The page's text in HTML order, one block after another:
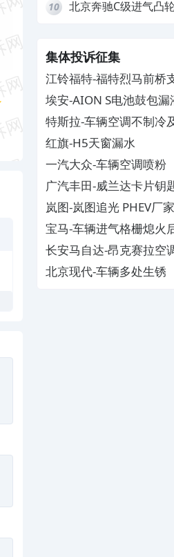
10
北京奔驰C级进气凸
集体投诉征集
江铃福特-福特烈马前桥
埃安-AION S电池鼓包漏
特斯拉-车辆空调不制冷
红旗-H5天窗漏水
一汽大众-车辆空调喷粉
广汽丰田-威兰达卡片钥
磁
岚图-岚图追光 PHEV厂
置与功能
宝马-车辆进气格栅熄火
长安马自达-昂克赛拉空
锈
北京现代-车辆多处生锈